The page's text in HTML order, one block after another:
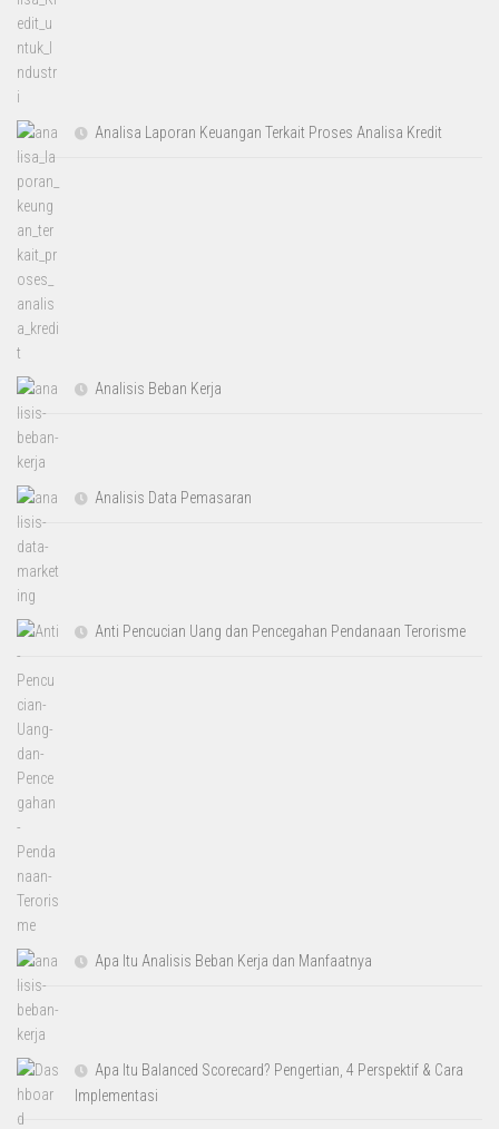
Analisa Laporan Keuangan Terkait Proses Analisa Kredit
Analisis Beban Kerja
Analisis Data Pemasaran
Anti Pencucian Uang dan Pencegahan Pendanaan Terorisme
Apa Itu Analisis Beban Kerja dan Manfaatnya
Apa Itu Balanced Scorecard? Pengertian, 4 Perspektif & Cara
Implementasi